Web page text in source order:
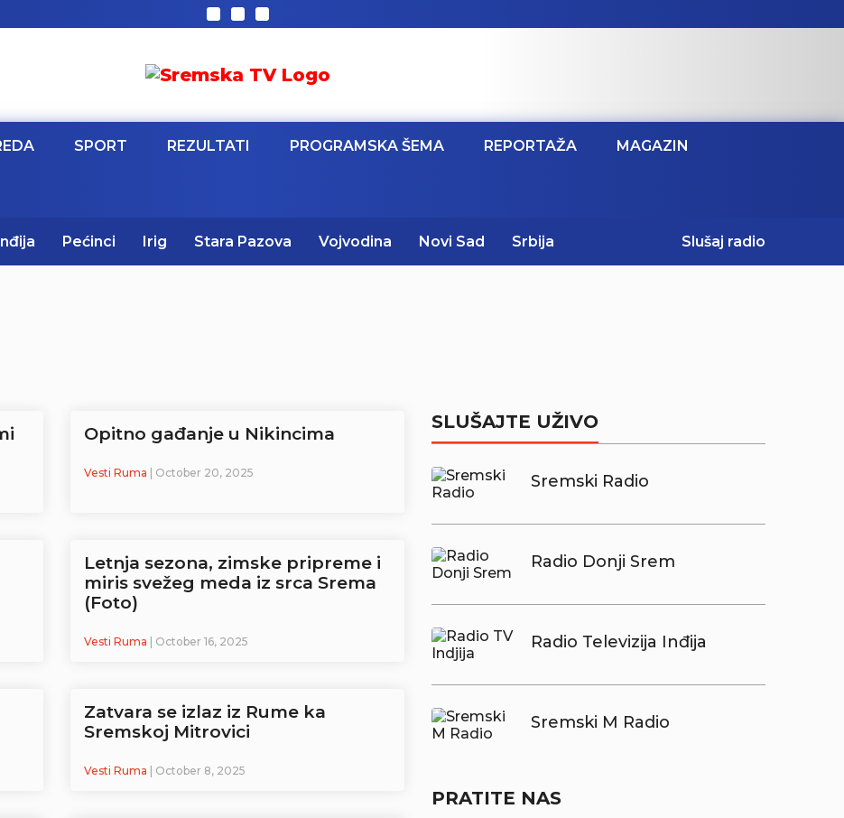
SPORT REZULTATI PROGRAMSKA ŠEMA REPORTAŽA MAGAZIN
Pećinci Irig Stara Pazova Vojvodina Novi Sad Srbija Slušaj radio
Opitno gađanje u Nikincima
Vesti Ruma | October 20, 2025
Letnja sezona, zimske pripreme i
miris svežeg meda iz srca Srema
(Foto)
Vesti Ruma | October 16, 2025
Zatvara se izlaz iz Rume ka
Sremskoj Mitrovici
Vesti Ruma | October 8, 2025
SLUŠAJTE UŽIVO
Sremski Radio
Radio Donji Srem
Radio Televizija Inđija
Sremski M Radio
PRATITE NAS